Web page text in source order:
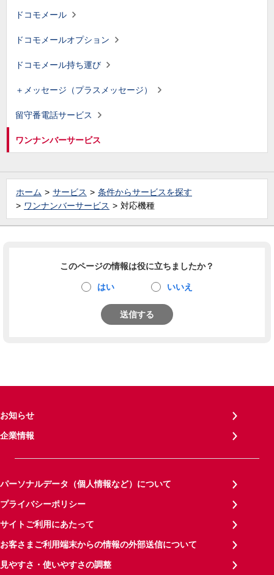
ドコモメール
ドコモメールオプション
ドコモメール持ち運び
＋メッセージ（プラスメッセージ）
留守番電話サービス
ワンナンバーサービス
ホーム サービス
条件からサービスを探す
ワンナンバーサービス
対応機種
このページの情報は役に立ちましたか？
はい いいえ
送信する
お知らせ
企業情報
パーソナルデータ（個人情報など）について
プライバシーポリシー
サイトご利用にあたって
お客さまご利用端末からの情報の外部送信について
見やすさ・使いやすさの調整